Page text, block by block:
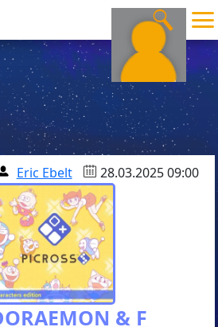
Eric Ebelt 28.03.2025 09:00
& F